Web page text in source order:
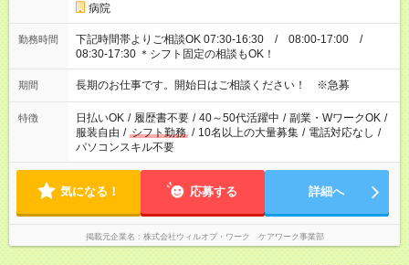
病院
勤務時間
下記時間帯よりご相談OK 07:30-16:30 / 08:00-17:00 /
08:30-17:30 ＊シフト固定の相談もOK！
期間 長期のお仕事です。開始日はご相談ください！ ※急募
特徴 日払いOK / 履歴書不要 / 40～50代活躍中 / 副業・WワークOK /
服装自由 / シフト勤務 / 10名以上の大量募集 / 電話対応なし /
パソコンスキル不要
気になる！ 応募する 詳細へ
掲載元企業名 株式会社ウィルオブ・ワーク ケアワーク事業部